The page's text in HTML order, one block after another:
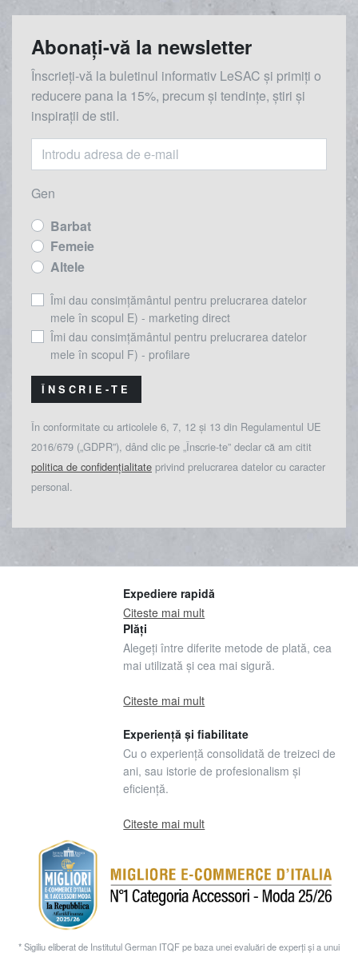
Abonați-vă la newsletter
Înscrieți-vă la buletinul informativ LeSAC și primiți o
reducere pana la 15%, precum și tendințe, știri și
inspirații de stil.
Gen
Barbat
Femeie
Altele
Îmi dau consimțământul pentru prelucrarea datelor
mele în scopul E) - marketing direct
Îmi dau consimțământul pentru prelucrarea datelor
mele în scopul F) - profilare
ÎNSCRIE-TE
În conformitate cu articolele 6, 7, 12 și 13 din Regulamentul UE
2016/679 („GDPR”), dând clic pe „Înscrie-te” declar că am citit
politica de confidențialitate privind prelucrarea datelor cu caracter
personal.
Expediere rapidă
Citeste mai mult
Plăți
Alegeți între diferite metode de plată, cea
mai utilizată și cea mai sigură.
Citeste mai mult
Experiență și fiabilitate
Cu o experiență consolidată de treizeci de
ani, sau istorie de profesionalism și
eficiență.
Citeste mai mult
* Sigiliu eliberat de Institutul German ITQF pe baza unei evaluări de experți și a unui